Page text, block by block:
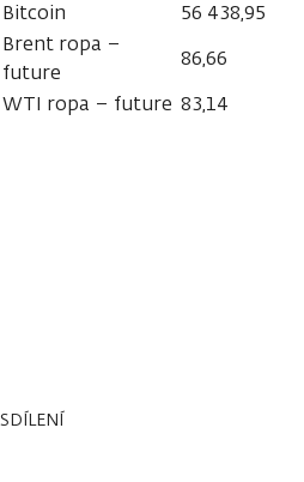
Bitcoin
56 438,95
Brent ropa –
future
86,66
WTI ropa – future 83,14
SDÍLENÍ